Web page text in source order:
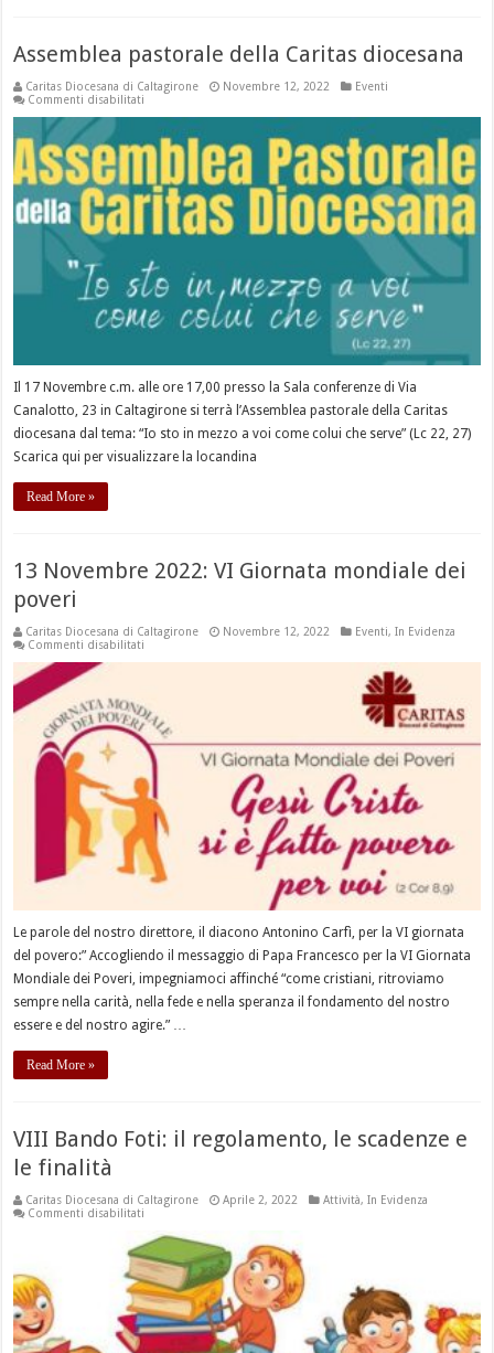
Assemblea pastorale della Caritas diocesana
Caritas Diocesana di Caltagirone Novembre 12, 2022
Eventi
Commenti disabilitati
della
Caritas
Il 17 Novembre c.m. alle ore 17,00 presso la Sala conferenze di Via
Canalotto, 23 in Caltagirone si terrà l’Assemblea pastorale della Caritas
diocesana dal tema: “Io sto in mezzo a voi come colui che serve” (Lc 22, 27)
Scarica qui per visualizzare la locandina
Read More »
13 Novembre 2022: VI Giornata mondiale dei
poveri
Caritas Diocesana di Caltagirone Novembre 12, 2022 Eventi,In Evidenza
Commenti disabilitati
Giornata
mondiale
dei
poveri
Le parole del nostro direttore, il diacono Antonino Carfì, per la VI giornata
del povero:” Accogliendo il messaggio di Papa Francesco per la VI Giornata
Mondiale dei Poveri, impegniamoci affinché “come cristiani, ritroviamo
sempre nella carità, nella fede e nella speranza il fondamento del nostro
essere e del nostro agire.” …
Read More »
VIII Bando Foti: il regolamento, le scadenze e
le finalità
Caritas Diocesana di Caltagirone Aprile 2, 2022 Attività,In Evidenza
Commenti disabilitati
Bando
Foti:
il
regolamento,
le
scadenze
e
le
finalità